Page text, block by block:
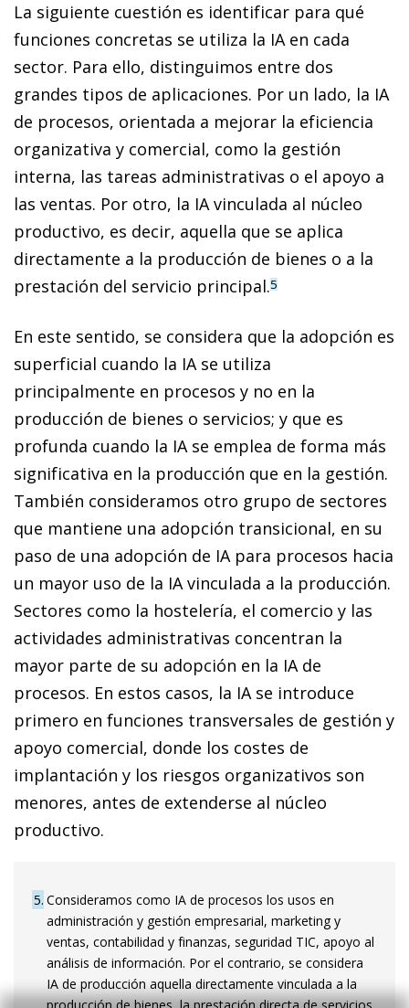
La siguiente cuestión es identificar para qué
funciones concretas se utiliza la IA en cada
sector. Para ello, distinguimos entre dos
grandes tipos de aplicaciones. Por un lado, la IA
de procesos, orientada a mejorar la eficiencia
organizativa y comercial, como la gestión
interna, las tareas administrativas o el apoyo a
las ventas. Por otro, la IA vinculada al núcleo
productivo, es decir, aquella que se aplica
directamente a la producción de bienes o a la
prestación del servicio principal.5
En este sentido, se considera que la adopción es
superficial cuando la IA se utiliza
principalmente en procesos y no en la
producción de bienes o servicios; y que es
profunda cuando la IA se emplea de forma más
significativa en la producción que en la gestión.
También consideramos otro grupo de sectores
que mantiene una adopción transicional, en su
paso de una adopción de IA para procesos hacia
un mayor uso de la IA vinculada a la producción.
Sectores como la hostelería, el comercio y las
actividades administrativas concentran la
mayor parte de su adopción en la IA de
procesos. En estos casos, la IA se introduce
primero en funciones transversales de gestión y
apoyo comercial, donde los costes de
implantación y los riesgos organizativos son
menores, antes de extenderse al núcleo
productivo.
5 Consideramos como IA de procesos los usos en
administración y gestión empresarial, marketing y
ventas, contabilidad y finanzas, seguridad TIC, apoyo al
análisis de información. Por el contrario, se considera
IA de producción aquella directamente vinculada a la